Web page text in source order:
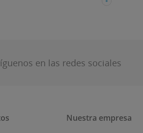
en las redes sociales
Nuestra empresa